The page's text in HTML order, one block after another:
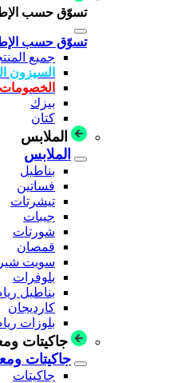
تسوّق حسب
تسوّق حسب
جميع
السيزون
الخصومات
بيزك
كتان
الملابس
الملابس
بناطيل
فساتين
تيشرتات
جيبات
شورتات
قمصان
سويت
بلوفرات
بناطيل
كارديجان
بلوزات
جاكيتات
جاكيتات
جاكيتات